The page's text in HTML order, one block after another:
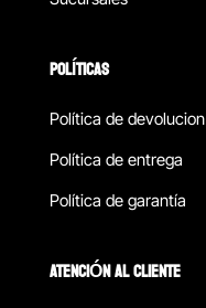
POLÍTICAS
Política de devolucion
Política de entrega
Política de garantía
ATENCIÓN AL CLIENTE